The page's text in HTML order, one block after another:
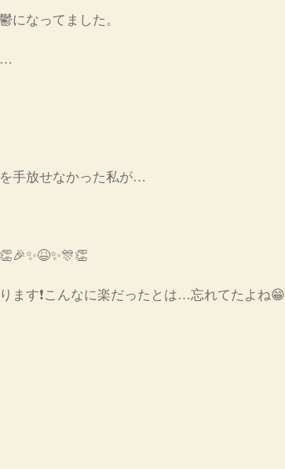
になってました。
…
手放せなかった私が…
ます❗こんなに楽だったとは…忘れてたよね😁